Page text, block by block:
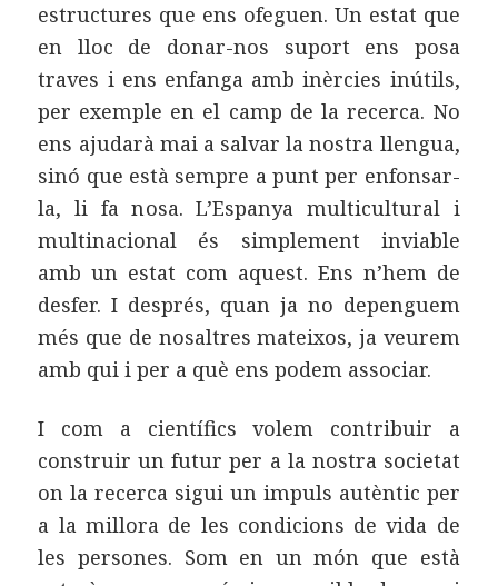
estructures que ens ofeguen. Un estat que
en lloc de donar-nos suport ens posa
traves i ens enfanga amb inèrcies inútils,
per exemple en el camp de la recerca. No
ens ajudarà mai a salvar la nostra llengua,
sinó que està sempre a punt per enfonsar-
la, li fa nosa. L’Espanya multicultural i
multinacional és simplement inviable
amb un estat com aquest. Ens n’hem de
desfer. I després, quan ja no depenguem
més que de nosaltres mateixos, ja veurem
amb qui i per a què ens podem associar.
I com a científics volem contribuir a
construir un futur per a la nostra societat
on la recerca sigui un impuls autèntic per
a la millora de les condicions de vida de
les persones. Som en un món que està